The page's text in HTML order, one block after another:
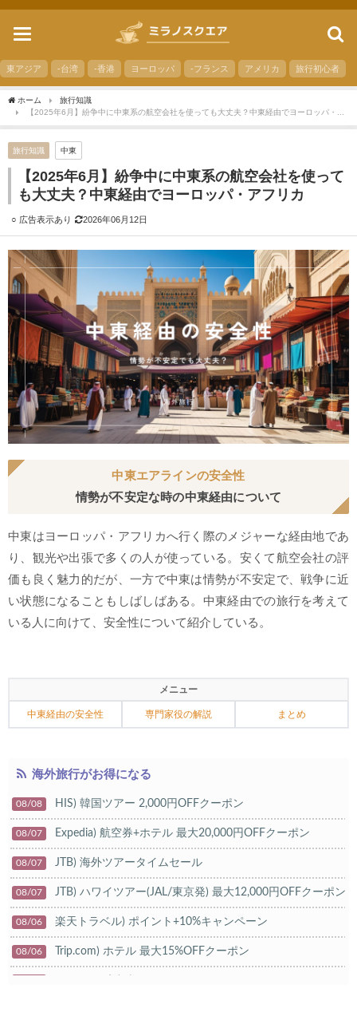
toggle
東アジア -台湾 -香港 ヨーロッパ -フランス アメリカ 旅行初心者
ホーム
旅行知識
旅行知識 中東
【2025年6月】紛争中に中東系の航空会社を使って
も大丈夫？中東経由でヨーロッパ・アフリカ
2026年06月12日
中東エアラインの安全性
情勢が不安定な時の中東経由について
中東はヨーロッパ・アフリカへ行く際のメジャーな経由地であ
り、観光や出張で多くの人が使っている。安くて航空会社の評
価も良く魅力的だが、一方で中東は情勢が不安定で、戦争に近
い状態になることもしばしばある。中東経由での旅行を考えて
いる人に向けて、安全性について紹介している。
メニュー
中東経由の安全性 専門家役の解説 まとめ
海外旅行がお得になる
08/08 HIS) 韓国ツアー 2,000円OFFクーポン
08/07 Expedia) 航空券+ホテル 最大20,000円OFFクーポン
08/07 JTB) 海外ツアータイムセール
08/07 JTB) ハワイツアー(JAL/東京発) 最大12,000円OFFクーポン
08/06 楽天トラベル) ポイント+10%キャンペーン
08/06 Trip.com) ホテル 最大15%OFFクーポン